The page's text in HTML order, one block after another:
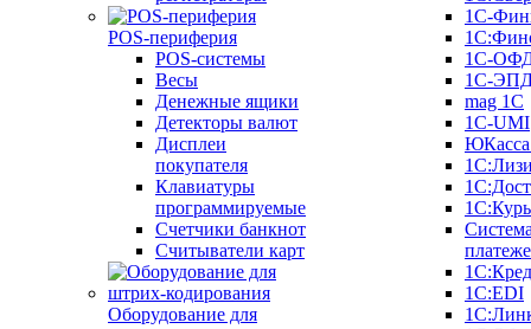
POS-периферия
POS-системы
Весы
Денежные ящики
Детекторы валют
Дисплеи
покупателя
Клавиатуры
программируемые
Счетчики банкнот
Считыватели карт
Оборудование для
1С-
1С-
1С-
mag 1C
1C-UMI
1С:EDI